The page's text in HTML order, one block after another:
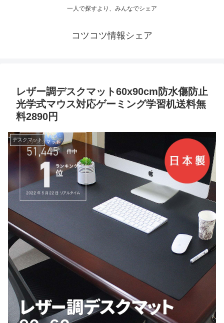
一人で探すより、みんなでシェア
コツコツ情報シェア
レザー調デスクマット60x90cm防水傷防止
光学式マウス対応ゲーミング学習机送料無
料2890円
デスクマット